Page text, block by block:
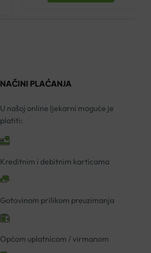
NAČINI PLAĆANJA
U našoj online ljekarni moguće je
platiti:
Kreditnim i debitnim karticama
Gotovinom prilikom preuzimanja
Općom uplatnicom / virmanom